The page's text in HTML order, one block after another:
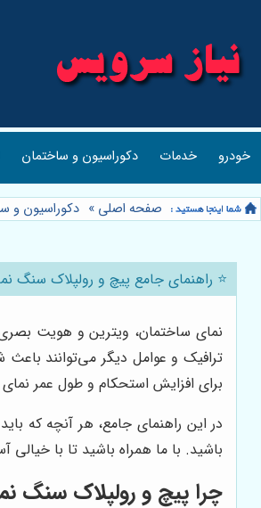
خودرو خدمات دکوراسیون و ساختمان
صفحه اصلی » دکوراسیون و
⭐️ راهنمای جامع پیچ و رولپلاک سنگ
نمای ساختمان، ویترین و هویت بصری
ترافیک و عوامل دیگر می‌توانند
برای افزایش استحکام و طول عمر
در این راهنمای جامع، هر آنچه که
باشید. با ما همراه باشید تا با
چرا پیچ و رولپلاک سنگ